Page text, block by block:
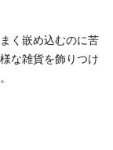
く嵌め込むのに苦
な雑貨を飾りつけ